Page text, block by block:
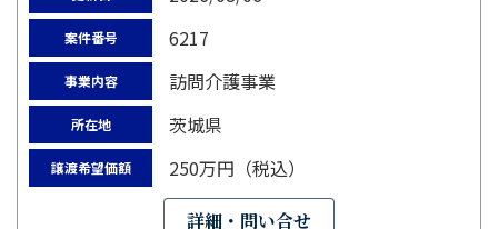
案件番号 6217
事業内容 訪問介護事業
所在地 茨城県
譲渡希望価額 250万円（税込）
詳細・問い合せ